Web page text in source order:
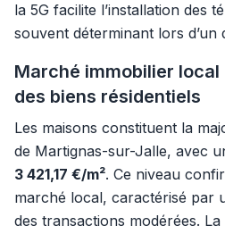
la 5G facilite l’installation des
souvent déterminant lors d’un
Marché immobilier
des biens résidentiels
Les maisons constituent la
de Martignas-sur-Jalle, avec
3 421,17 €/m². Ce niveau
marché local, caractérisé par
des transactions modérées.